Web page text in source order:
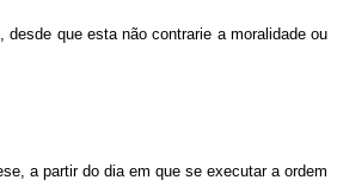
que esta não contrarie a moralidade ou
a partir do dia em que se executar a ordem